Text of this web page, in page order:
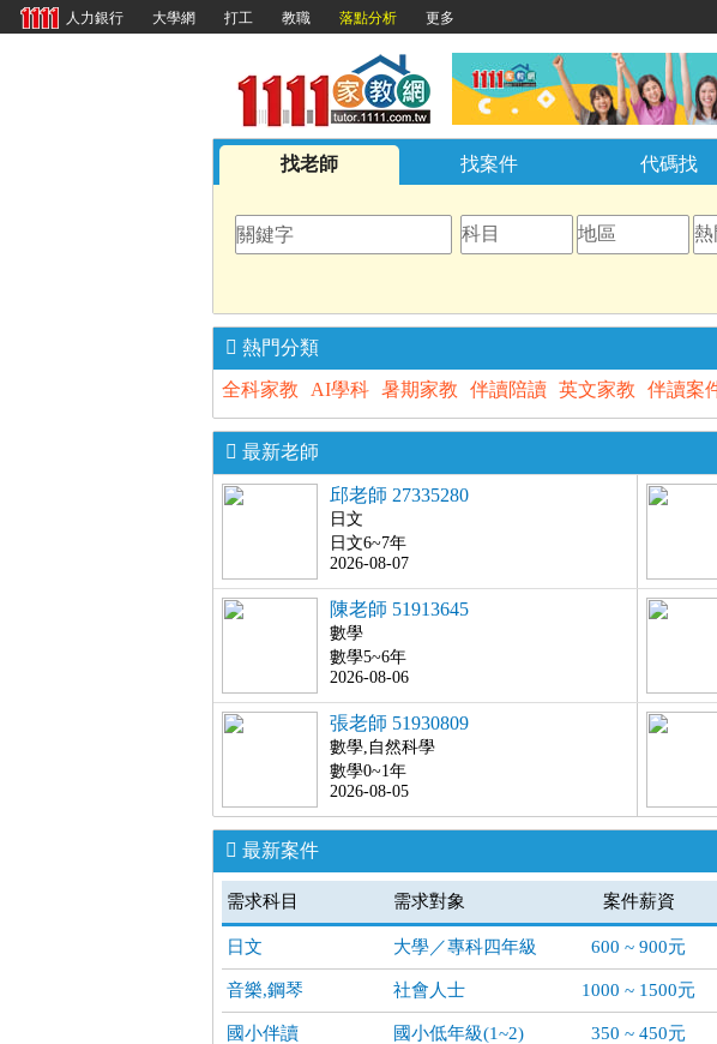
1111家教網
找老師 找案件 代碼找
熱門分類
全科家教 AI學科 暑期家教 伴讀陪讀 英文家教 伴讀案
最新老師
邱老師 27335280
日文
日文6~7年
2026-08-07
陳老師 51913645
數學
數學5~6年
2026-08-06
張老師 51930809
數學,自然科學
數學0~1年
2026-08-05
最新案件
需求科目 需求對象 案件薪資
日文 大學／專科四年級 600 ~ 900元
音樂,鋼琴 社會人士 1000 ~ 1500元
國小伴讀 國小低年級(1~2) 350 ~ 450元
人力銀行 大學網 打工 教職 落點分析 更多